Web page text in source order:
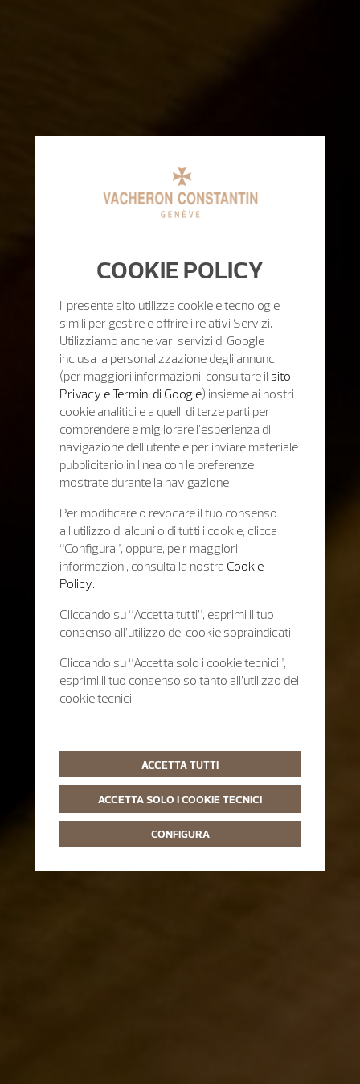
COOKIE POLICY
Il presente sito utilizza cookie e tecnologie
simili per gestire e offrire i relativi Servizi.
Utilizziamo anche vari servizi di Google
inclusa la personalizzazione degli annunci
(per maggiori informazioni, consultare il sito
Privacy e Termini di Google) insieme ai nostri
cookie analitici e a quelli di terze parti per
comprendere e migliorare l'esperienza di
navigazione dell'utente e per inviare materiale
pubblicitario in linea con le preferenze
mostrate durante la navigazione
Per modificare o revocare il tuo consenso
all’utilizzo di alcuni o di tutti i cookie, clicca
“Configura”, oppure, pe r maggiori
informazioni, consulta la nostra Cookie
Policy.
Cliccando su “Accetta tutti”, esprimi il tuo
consenso all’utilizzo dei cookie sopraindicati.
Cliccando su “Accetta solo i cookie tecnici”,
esprimi il tuo consenso soltanto all’utilizzo dei
cookie tecnici.
ACCETTA TUTTI
ACCETTA SOLO I COOKIE TECNICI
CONFIGURA